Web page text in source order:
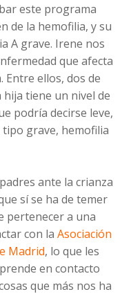
este programa
de la hemofilia, y su
A grave. Irene nos
que afecta
Entre ellos, dos de
tiene un nivel de
podría decirse leve,
grave, hemofilia
ante la crianza
sí se ha de temer
pertenecer a una
con laAsociación
Madrid, lo que les
en contacto
que más nos ha